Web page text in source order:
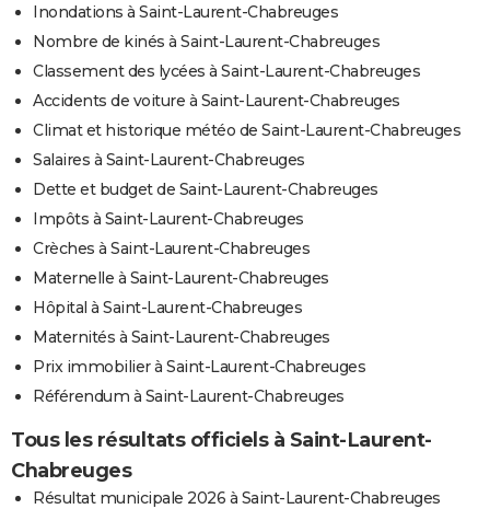
Inondations à Saint-Laurent-Chabreuges
Nombre de kinés à Saint-Laurent-Chabreuges
Classement des lycées à Saint-Laurent-Chabreuges
Accidents de voiture à Saint-Laurent-Chabreuges
Climat et historique météo de Saint-Laurent-Chabreuges
Salaires à Saint-Laurent-Chabreuges
Dette et budget de Saint-Laurent-Chabreuges
Impôts à Saint-Laurent-Chabreuges
Crèches à Saint-Laurent-Chabreuges
Maternelle à Saint-Laurent-Chabreuges
Hôpital à Saint-Laurent-Chabreuges
Maternités à Saint-Laurent-Chabreuges
Prix immobilier à Saint-Laurent-Chabreuges
Référendum à Saint-Laurent-Chabreuges
Tous les résultats officiels à Saint-Laurent-
Chabreuges
Résultat municipale 2026 à Saint-Laurent-Chabreuges